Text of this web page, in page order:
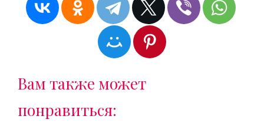
Вам также может
понравиться: